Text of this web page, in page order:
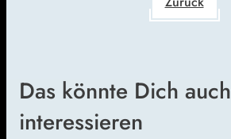
Das könnte Dich auch
interessieren